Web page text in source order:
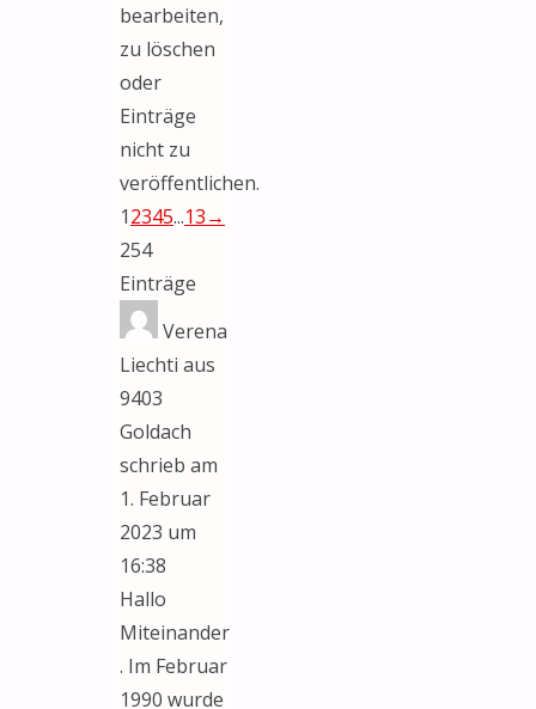
bearbeiten,
zu löschen
oder
Einträge
nicht zu
veröffentlichen.
Navigation
der
Gästebuchliste
12345...13→
254
Einträge
Verena
Liechti aus
9403
Goldach
schrieb am
1. Februar
2023 um
16:38
Hallo
Miteinander
. Im Februar
1990 wurde